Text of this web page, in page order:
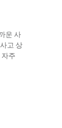
운 사
고 상
주